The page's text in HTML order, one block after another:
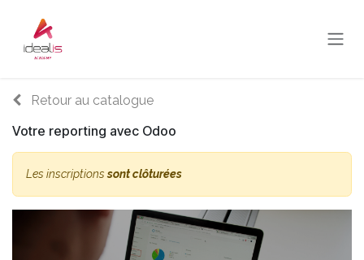
Retour au catalogue
Votre reporting avec Odoo
Les inscriptionssont clôturées